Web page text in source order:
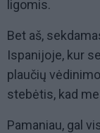
ligomis.
Bet aš,
Ispanijoje, kur
plaučių
stebėtis, kad
Pamaniau, gal